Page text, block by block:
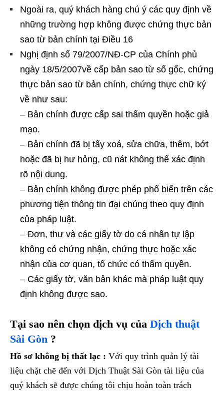
Ngoài ra, quý khách hàng chú ý các quy định về
những trường hợp không được chứng thực bản
sao từ bản chính tại Điều 16
Nghị định số 79/2007/NĐ-CP của Chính phủ
ngày 18/5/2007về cấp bản sao từ sổ gốc, chứng
thực bản sao từ bản chính, chứng thực chữ ký
về như sau:
– Bản chính được cấp sai thẩm quyền hoặc giả
mạo.
– Bản chính đã bị tẩy xoá, sửa chữa, thêm, bớt
hoặc đã bị hư hỏng, cũ nát không thể xác định
rõ nội dung.
– Bản chính không được phép phổ biến trên các
phương tiện thông tin đại chúng theo quy định
của pháp luật.
– Đơn, thư và các giấy tờ do cá nhân tự lập
không có chứng nhận, chứng thực hoặc xác
nhận của cơ quan, tổ chức có thẩm quyền.
– Các giấy tờ, văn bản khác mà pháp luật quy
định không được sao.
Tại sao nên chọn dịch vụ của Dịch thuật
Sài Gòn ?
Hồ sơ không bị thất lạc : Với quy trình quản lý tài
liệu chặt chẽ đến với Dịch Thuật Sài Gòn tài liệu của
quý khách sẽ được chúng tôi chịu hoàn toàn trách